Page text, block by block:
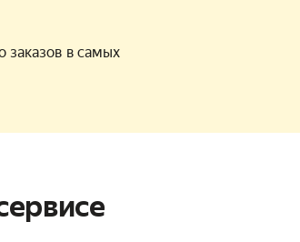
заказов в самых